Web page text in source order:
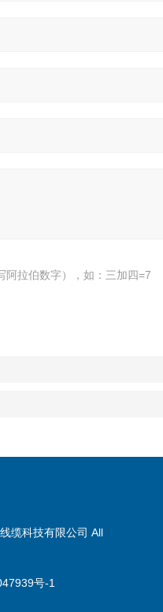
阿拉伯数字），如：三加四=7
缆科技有限公司 All
号-1